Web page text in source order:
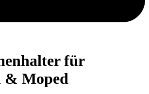
für
Moped